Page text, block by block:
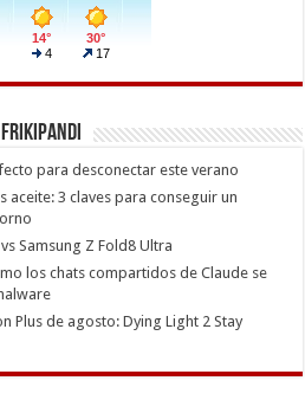
para desconectar este verano
aceite: 3 claves para conseguir un
Samsung Z Fold8 Ultra
los chats compartidos de Claude se
Plus de agosto: Dying Light 2 Stay